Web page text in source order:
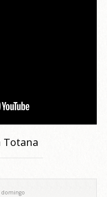
Totana
domingo